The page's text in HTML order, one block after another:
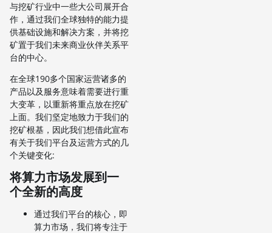
与挖矿行业中一些大公司展开合
作，通过我们全球独特的能力提
供基础设施和解决方案，并将挖
矿置于我们未来商业伙伴关系平
台的中心。
在全球190多个国家运营诸多的
产品以及服务意味着需要进行重
大变革，以重新将重点放在挖矿
上面。我们坚定地致力于我们的
挖矿根基，因此我们想借此宣布
有关于我们平台及运营方式的几
个关键变化:
将算力市场发展到一
个全新的高度
通过我们平台的核心，即
算力市场，我们将专注于